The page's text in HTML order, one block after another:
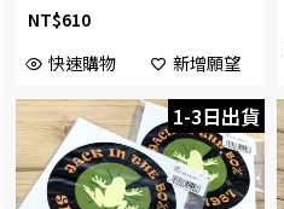
NT$610
快速購物
新增願望
1-3日出貨